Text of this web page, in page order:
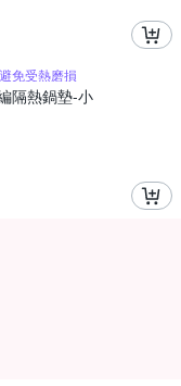
免受熱磨損
隔熱鍋墊-小